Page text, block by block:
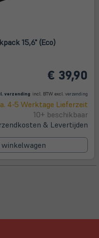
15,6" (Eco)
€ 39,90
verzending incl. BTW excl. verzending
4-5 Werktage Lieferzeit
10+ beschikbaar
& Levertijden
winkelwagen